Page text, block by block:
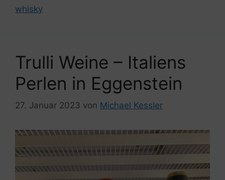
whisky
Trulli Weine – Italiens
Perlen in Eggenstein
27. Januar 2023 von Michael Kessler